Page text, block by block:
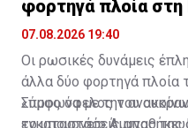
φορτηγά πλοία
07.08.2026 19:40
Οι ρωσικές δυνάμεις
άλλα δύο φορτηγά πλοία
«προς όφελος του
το υπουργείο Άμυνας
Σύμφωνα με την
εγκαταστάσεις